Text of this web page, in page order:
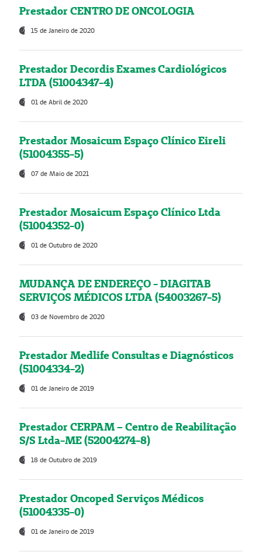
Prestador CENTRO DE ONCOLOGIA
15 de Janeiro de 2020
Prestador Decordis Exames Cardiológicos
LTDA (51004347-4)
01 de Abril de 2020
Prestador Mosaicum Espaço Clínico Eireli
(51004355-5)
07 de Maio de 2021
Prestador Mosaicum Espaço Clínico Ltda
(51004352-0)
01 de Outubro de 2020
MUDANÇA DE ENDEREÇO - DIAGITAB
SERVIÇOS MÉDICOS LTDA (54003267-5)
03 de Novembro de 2020
Prestador Medlife Consultas e Diagnósticos
(51004334-2)
01 de Janeiro de 2019
Prestador CERPAM – Centro de Reabilitação
S/S Ltda-ME (52004274-8)
18 de Outubro de 2019
Prestador Oncoped Serviços Médicos
(51004335-0)
01 de Janeiro de 2019